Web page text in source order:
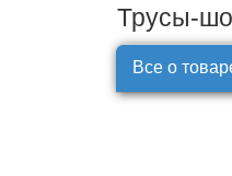
Трусы-
Все о